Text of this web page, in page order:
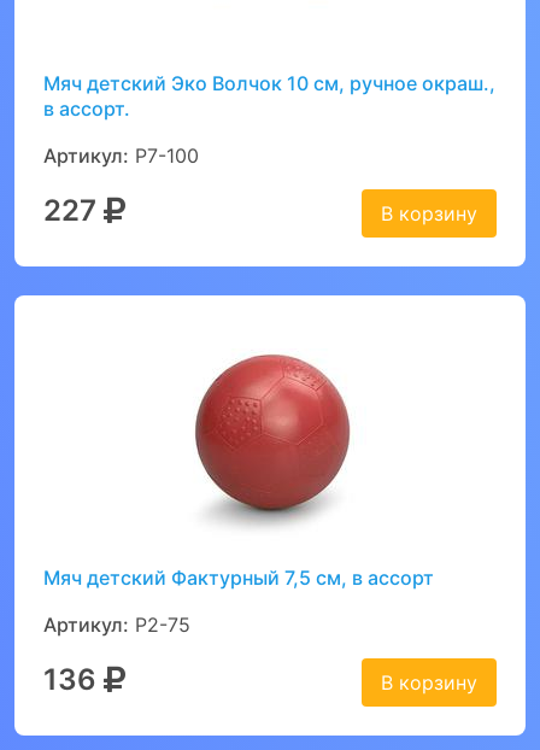
Мяч детский Эко Волчок 10 см, ручное окраш.,
в ассорт.
Артикул: Р7-100
227 В корзину
Мяч детский Фактурный 7,5 см, в ассорт
Артикул: Р2-75
136 В корзину